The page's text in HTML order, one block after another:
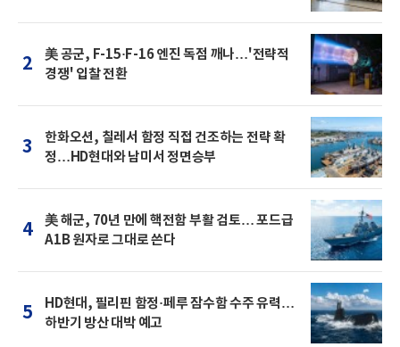
2
美 공군, F-15·F-16 엔진 독점 깨나…'전략적
경쟁' 입찰 전환
3
한화오션, 칠레서 함정 직접 건조하는 전략 확
정…HD현대와 남미서 정면승부
4
美 해군, 70년 만에 핵전함 부활 검토… 포드급
A1B 원자로 그대로 쓴다
5
HD현대, 필리핀 함정·페루 잠수함 수주 유력…
하반기 방산 대박 예고